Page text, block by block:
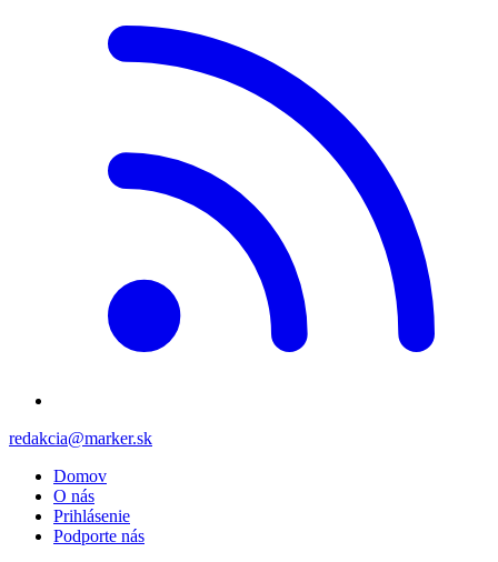
redakcia@marker.sk
Domov
O nás
Prihlásenie
Podporte nás